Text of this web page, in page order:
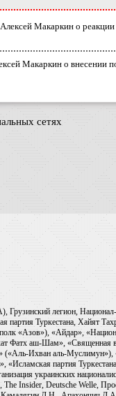
Алексей Макаркин о
Макаркин о внесении
сетях
Грузинский легион,
партия Туркестана, Хайят
«Азов»), «Айдар»,
Фатх аш-Шам», «Священная
Ихван аль-Муслимун»),
партия
украинских
Insider, Deutsche Welle,